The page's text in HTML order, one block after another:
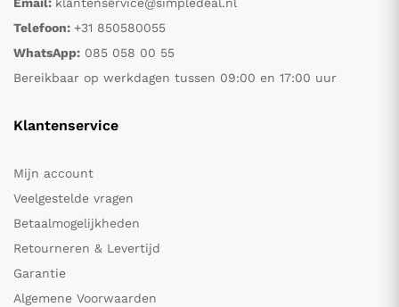
Email: klantenservice@simpledeal.nl
Telefoon: +31 850580055
WhatsApp: 085 058 00 55
Bereikbaar op werkdagen tussen 09:00 en 17:00 uur
Klantenservice
Mijn account
Veelgestelde vragen
Betaalmogelijkheden
Retourneren & Levertijd
Garantie
Algemene Voorwaarden